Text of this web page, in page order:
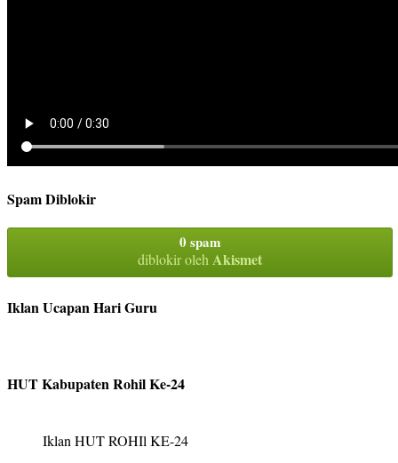
Spam Diblokir
0 spam
diblokir olehAkismet
Iklan Ucapan Hari Guru
HUT Kabupaten Rohil Ke-24
Iklan HUT ROHIl KE-24